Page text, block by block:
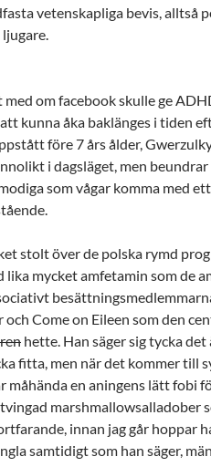
vetenskapliga bevis, alltså
om facebook skulle ge
kunna åka baklänges i tiden
före 7 års ålder,
i dagsläget, men beundrar
som vågar komma med
stolt över de polska rymd
lika mycket amfetamin som de
Come on Eileen som den
hette. Han säger sig tycka
fitta, men när det kommer till
måhända en aningens lätt fobi
marshmallowsalladober
innan jag går hoppar
samtidigt som han säger,